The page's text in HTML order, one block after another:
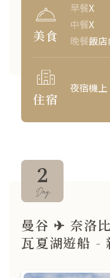
美食
早餐X
中餐X
晚餐飯
住宿
夜宿機上
曼谷 ✈ 奈洛
瓦夏湖遊船 -
2
Day